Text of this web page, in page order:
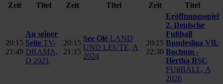
Zeit Titel Zeit Titel Zeit Titel
20:15
21:49
An seiner
Seite TV-
DRAMA,
D 2021
20:15
21:15
See Olé LAND
UND LEUTE, A
2024
20:15
22:30
Eröffnungsspiel
2. Deutsche
Fußball
Bundesliga VfL
Bochum -
Hertha BSC
FUßBALL, A
2026